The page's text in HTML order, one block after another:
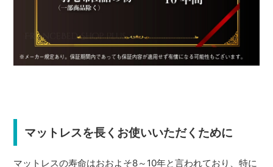
マットレスを長くお使いいただくために
マットレスの寿命はおおよそ8～10年と言われており、特に